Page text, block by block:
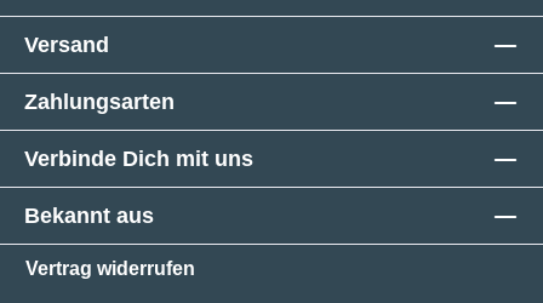
Versand
Zahlungsarten
Verbinde Dich mit uns
Bekannt aus
Vertrag widerrufen